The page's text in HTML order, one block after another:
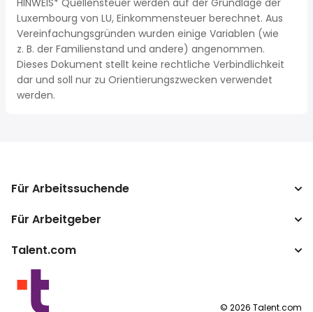
HINWEIS* Quellensteuer werden auf der Grundlage der
Luxembourg von LU, Einkommensteuer berechnet. Aus
Vereinfachungsgründen wurden einige Variablen (wie
z. B. der Familienstand und andere) angenommen.
Dieses Dokument stellt keine rechtliche Verbindlichkeit
dar und soll nur zu Orientierungszwecken verwendet
werden.
Für Arbeitssuchende
Jobs suchen
Gehaltsumrechner
Für Arbeitgeber
Unternehmen
Publisher Programm
Talent.com
Mehr Länder
Nutzungsbedingungen
© 2026 Talent.com